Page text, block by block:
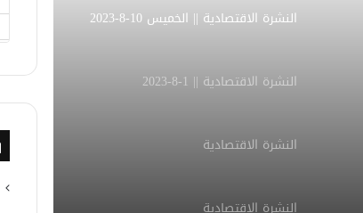
النشرة الاقتصادية || الخميس 10-8-2023
النشرة الاقتصادية || 1-8-2023
النشرة الاقتصادية
النشرة الاقتصادية